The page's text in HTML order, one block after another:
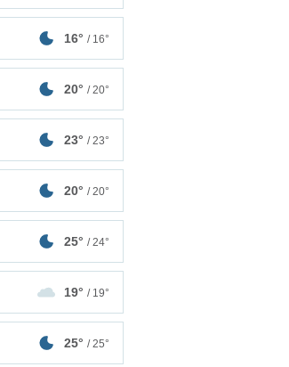
16° / 16°
20° / 20°
23° / 23°
20° / 20°
25° / 24°
19° / 19°
25° / 25°